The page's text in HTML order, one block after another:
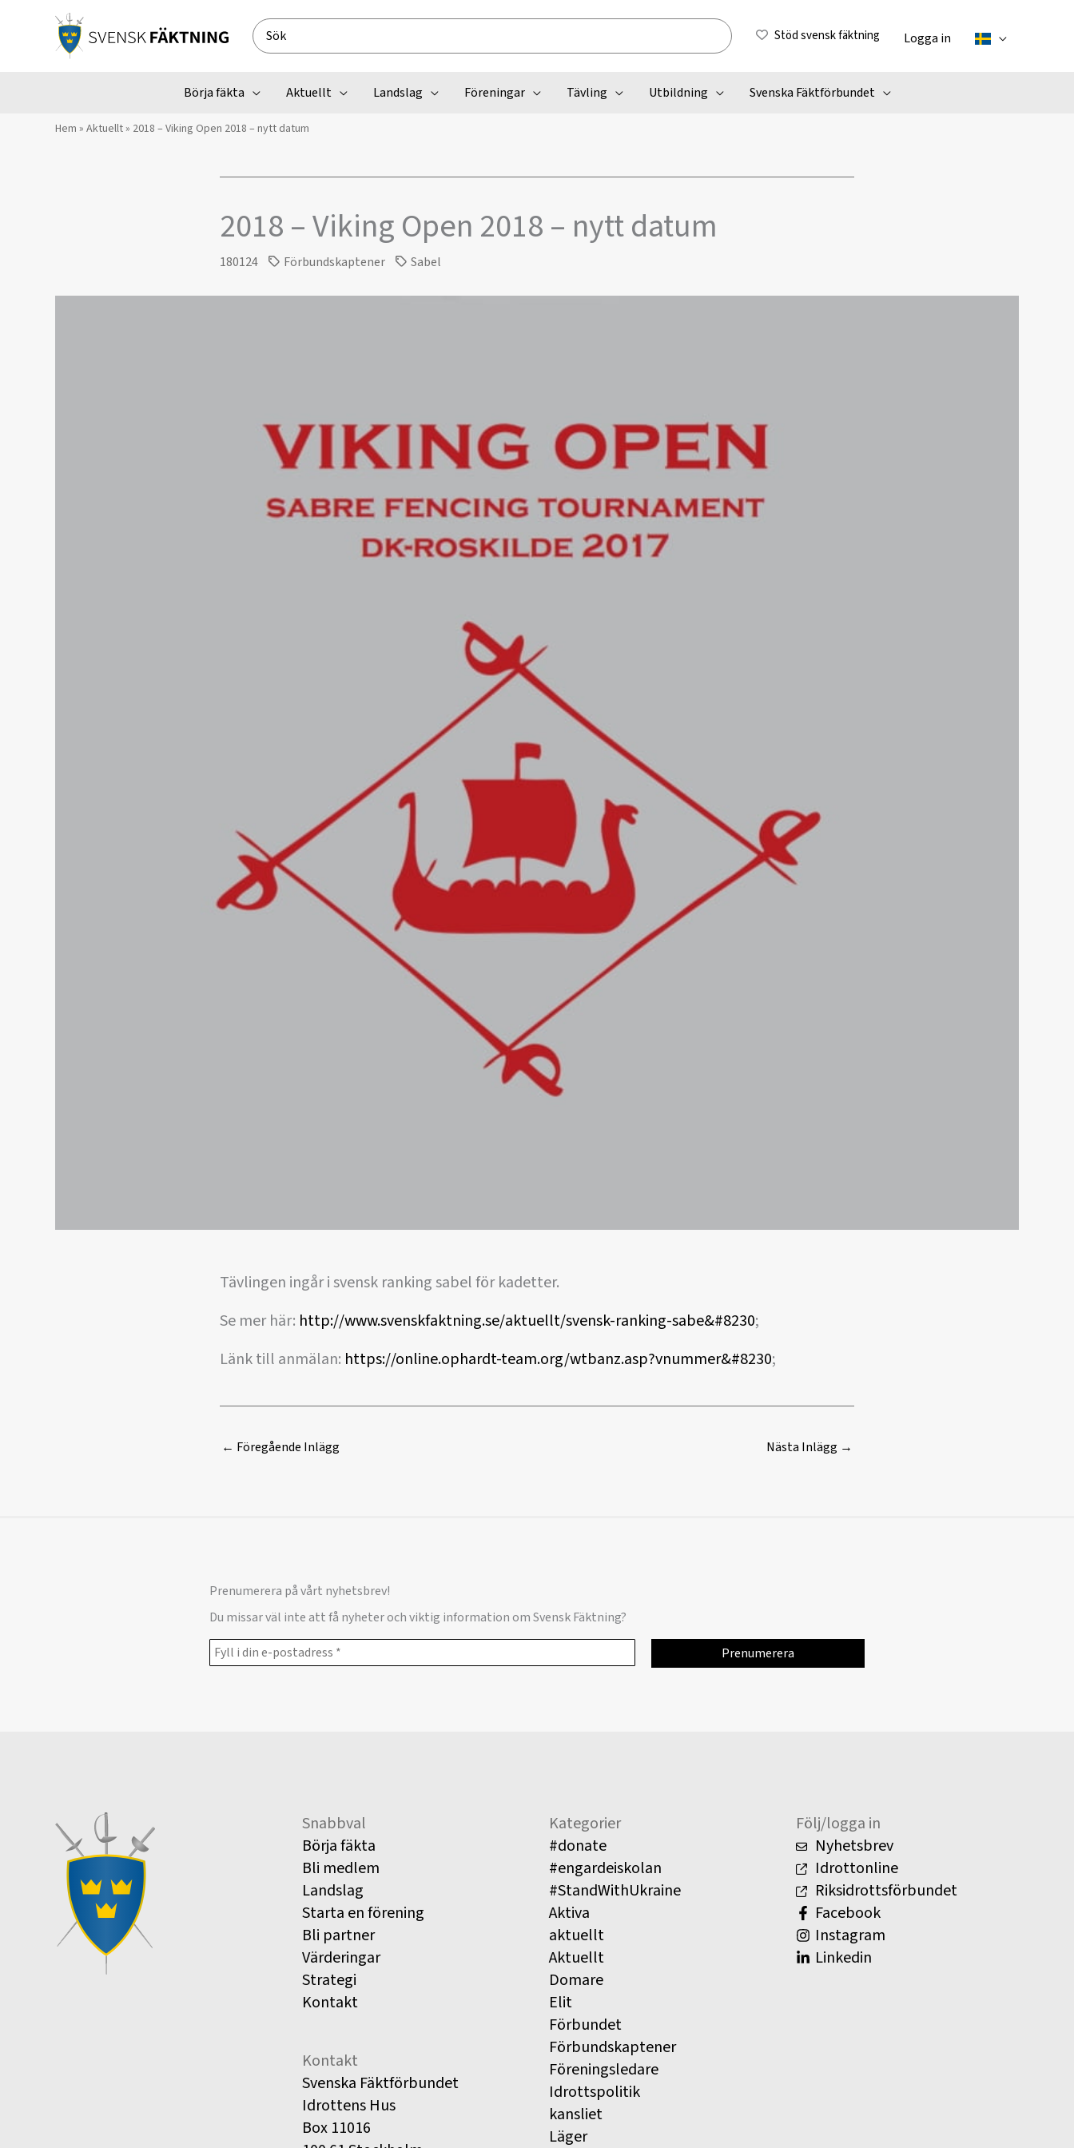
Search
for:
Stöd svensk fäktning Logga in
Börja fäkta Aktuellt Landslag Föreningar Tävling Utbildning Svenska Fäktförbundet
Hem » Aktuellt» 2018 – Viking Open 2018 – nytt datum
2018 – Viking Open 2018 – nytt datum
180124 Förbundskaptener Sabel
Tävlingen ingår i svensk ranking sabel för kadetter.
Se mer här: http://www.svenskfaktning.se/aktuellt/svensk-ranking-sabe&#8230;
Länk till anmälan: https://online.ophardt-team.org/wtbanz.asp?vnummer&#8230;
← Föregående Inlägg Nästa Inlägg →
Prenumerera på vårt nyhetsbrev!
Du missar väl inte att få nyheter och viktig information om Svensk Fäktning?
Snabbval
Börja fäkta
Bli medlem
Landslag
Starta en förening
Bli partner
Värderingar
Strategi
Kontakt
Kontakt
Svenska Fäktförbundet
Idrottens Hus
Box 11016
Kategorier
#donate
#engardeiskolan
#StandWithUkraine
Aktiva
aktuellt
Aktuellt
Domare
Elit
Förbundet
Förbundskaptener
Föreningsledare
Idrottspolitik
kansliet
Läger
Följ/logga in
Nyhetsbrev
Idrottonline
Riksidrottsförbundet
Facebook
Instagram
Linkedin